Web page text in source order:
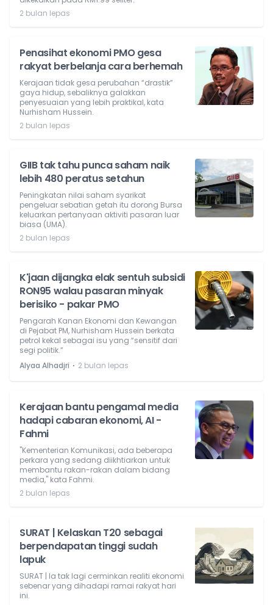
2 bulan lepas
Penasihat ekonomi PMO gesa
rakyat berbelanja cara berhemah
Kerajaan tidak gesa perubahan “drastik”
gaya hidup, sebaliknya galakkan
penyesuaian yang lebih praktikal, kata
Nurhisham Hussein.
2 bulan lepas
GIIB tak tahu punca saham naik
lebih 480 peratus setahun
Peningkatan nilai saham syarikat
pengeluar sebatian getah itu dorong Bursa
keluarkan pertanyaan aktiviti pasaran luar
biasa (UMA).
2 bulan lepas
K'jaan dijangka elak sentuh subsidi
RON95 walau pasaran minyak
berisiko - pakar PMO
Pengarah Kanan Ekonomi dan Kewangan
di Pejabat PM, Nurhisham Hussein berkata
petrol kekal sebagai isu yang “sensitif dari
segi politik.”
Alyaa Alhadjri ⋅ 2 bulan lepas
Kerajaan bantu pengamal media
hadapi cabaran ekonomi, AI -
Fahmi
"Kementerian Komunikasi, ada beberapa
perkara yang sedang diikhtiarkan untuk
membantu rakan-rakan dalam bidang
media," kata Fahmi.
2 bulan lepas
SURAT | Kelaskan T20 sebagai
berpendapatan tinggi sudah
lapuk
SURAT | Ia tak lagi cerminkan realiti ekonomi
sebenar yang dihadapi ramai rakyat hari
ini.